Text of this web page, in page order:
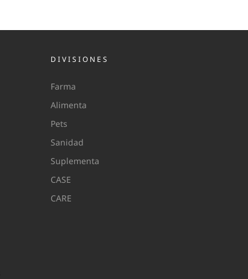
DIVISIONES
Farma
Alimenta
Pets
Sanidad
Suplementa
CASE
CARE